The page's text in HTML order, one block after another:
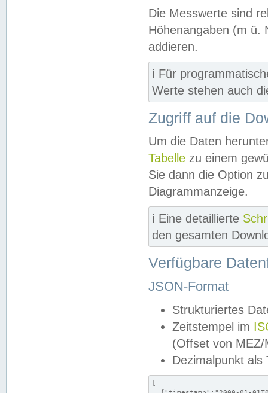
Die Messwerte sind
Höhenangaben (m ü.
addieren.
ℹ️ Für
Werte stehen auch
Zugriff auf die
Um die Daten
Tabelle zu einem
Sie dann die Option
Diagrammanzeige.
ℹ️ Eine detaillierte
den gesamten
Verfügbare
JSON-Format
Strukturiertes
Zeitstempel im
(Offset von MEZ/
Dezimalpunkt als
[